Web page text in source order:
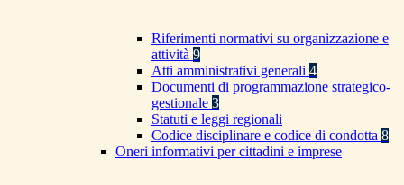
Riferimenti normativi su organizzazione e
attività 9
Atti amministrativi generali 4
Documenti di programmazione strategico-
gestionale 3
Statuti e leggi regionali
Codice disciplinare e codice di condotta 8
Oneri informativi per cittadini e imprese